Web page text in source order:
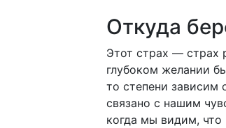
Откуда
Этот страх — страх
глубоком желании
то степени зависим
связано с нашим
когда мы видим, что